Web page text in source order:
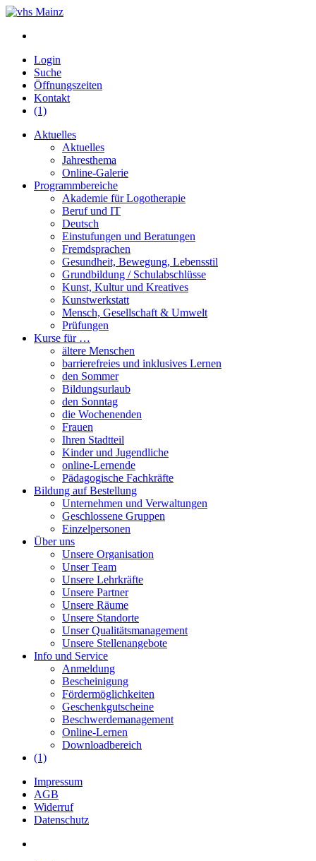
Login
Suche
Öffnungszeiten
Kontakt
(1)
Aktuelles
Aktuelles
Jahresthema
Online-Galerie
Programmbereiche
Akademie für Logotherapie
Beruf und IT
Deutsch
Einstufungen und Beratungen
Fremdsprachen
Gesundheit, Bewegung, Lebensstil
Grundbildung / Schulabschlüsse
Kunst, Kultur und Kreatives
Kunstwerkstatt
Mensch, Gesellschaft & Umwelt
Prüfungen
Kurse für …
ältere Menschen
barrierefreies und inklusives Lernen
den Sommer
Bildungsurlaub
den Sonntag
die Wochenenden
Frauen
Ihren Stadtteil
Kinder und Jugendliche
online-Lernende
Pädagogische Fachkräfte
Bildung auf Bestellung
Unternehmen und Verwaltungen
Geschlossene Gruppen
Einzelpersonen
Über uns
Unsere Organisation
Unser Team
Unsere Lehrkräfte
Unsere Partner
Unsere Räume
Unsere Standorte
Unser Qualitätsmanagement
Unsere Stellenangebote
Info und Service
Anmeldung
Bescheinigung
Fördermöglichkeiten
Geschenkgutscheine
Beschwerdemanagement
Online-Lernen
Downloadbereich
(1)
Impressum
AGB
Widerruf
Datenschutz